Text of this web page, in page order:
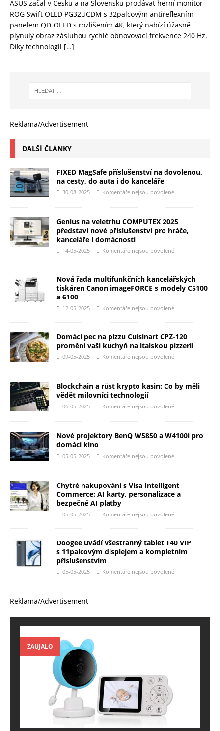
ASUS začal v Česku a na Slovensku prodávat herní monitor
ROG Swift OLED PG32UCDM s 32palcovým antireflexním
panelem QD-OLED s rozlišením 4K, který nabízí úžasně
plynulý obraz zásluhou rychlé obnovovací frekvence 240 Hz.
Díky technologii […]
Reklama/Advertisement
DALŠÍ ČLÁNKY
FIXED MagSafe příslušenství na dovolenou,
na cesty, do auta i do kanceláře
30-08-2025 Komentáře nejsou povolené
Genius na veletrhu COMPUTEX 2025
představí nové příslušenství pro hráče,
kanceláře i domácnosti
14-05-2025 Komentáře nejsou povolené
Nová řada multifunkčních kancelářských
tiskáren Canon imageFORCE s modely C5100
a 6100
12-05-2025 Komentáře nejsou povolené
Domácí pec na pizzu Cuisinart CPZ-120
promění vaši kuchyň na italskou pizzerii
09-05-2025 Komentáře nejsou povolené
Blockchain a růst krypto kasin: Co by měli
vědět milovníci technologií
06-05-2025 Komentáře nejsou povolené
Nové projektory BenQ W5850 a W4100i pro
domácí kino
05-05-2025 Komentáře nejsou povolené
Chytré nakupování s Visa Intelligent
Commerce: AI karty, personalizace a
bezpečné AI platby
05-05-2025 Komentáře nejsou povolené
Doogee uvádí všestranný tablet T40 VIP
s 11palcovým displejem a kompletním
příslušenstvím
05-05-2025 Komentáře nejsou povolené
Reklama/Advertisement
ZAUJALO